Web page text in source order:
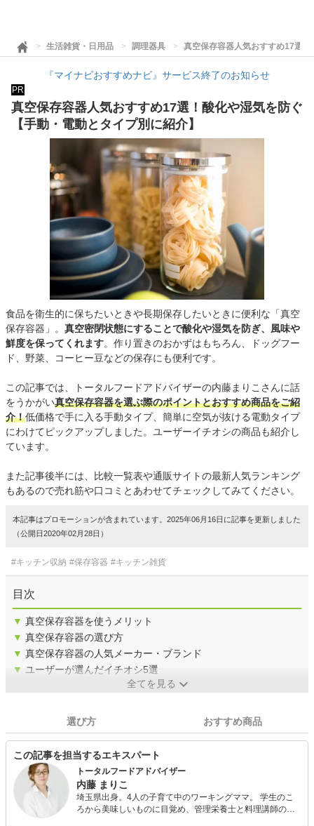
生活雑貨・日用品 調理器具 真空保存容器人気おすすめ17選
『マイナビおすすめナビ』サービス終了のお知らせ
PR
真空保存容器人気おすすめ17選！酸化や湿気を防ぐ
【手動・電動とタイプ別に紹介】
食品を衛生的に保ちたいときや長期保存したいときに便利な「真空
保存容器」。 真空密閉状態にすることで酸化や湿気を防ぎ、風味や
鮮度を保ってくれます。作り置きのおかずはもちろん、ドッグフー
ド、野菜、コーヒー豆などの保存にも便利です。
この記事では、トータルフードアドバイザーの内藤まりこさんに話
をうかがい真空保存容器を選ぶ際のポイントとおすすめ商品をご紹
介！低価格で手に入る手動タイプ、簡単に空気が抜ける電動タイプ
にわけてピックアップしました。ユーザーイチオシの商品も紹介し
ています。
また記事後半には、比較一覧表や通販サイトの最新人気ランキング
もあるので売れ筋や口コミとあわせてチェックしてみてください。
本記事はプロモーションが含まれています。2025年06月16日に記事を更新しました
（公開日2020年02月28日）
#キッチン収納 #保存容器 #キッチン雑貨
目次
▼ 真空保存容器を使うメリット
▼ 真空保存容器の選び方
▼ 真空保存容器の人気メーカー・ブランド
▼ ユーザーが選んだイチオシ5選
全てを見る
選び方 おすすめ商品
この記事を担当するエキスパート
トータルフードアドバイザー
内藤 まりこ
埼玉県出身。4人の子育て中のワーキングママ。 学生のこ
ろから美味しいものに目覚め、管理栄養士と料理講師の二